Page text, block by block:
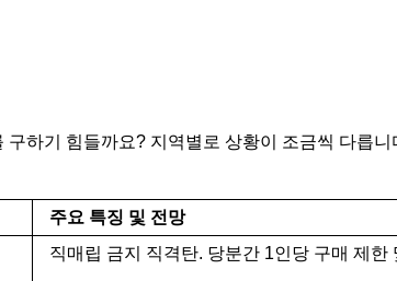
하기 힘들까요? 지역별로 상황이 조금씩 다릅
주요 특징 및 전망
직매립 금지 직격탄. 당분간 1인당 구매 제한